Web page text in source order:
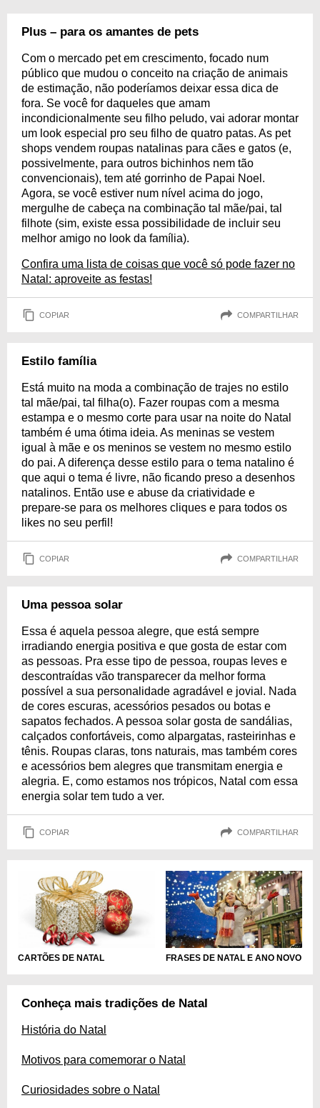
Plus – para os amantes de pets
Com o mercado pet em crescimento, focado num
público que mudou o conceito na criação de animais
de estimação, não poderíamos deixar essa dica de
fora. Se você for daqueles que amam
incondicionalmente seu filho peludo, vai adorar montar
um look especial pro seu filho de quatro patas. As pet
shops vendem roupas natalinas para cães e gatos (e,
possivelmente, para outros bichinhos nem tão
convencionais), tem até gorrinho de Papai Noel.
Agora, se você estiver num nível acima do jogo,
mergulhe de cabeça na combinação tal mãe/pai, tal
filhote (sim, existe essa possibilidade de incluir seu
melhor amigo no look da família).
Confira uma lista de coisas que você só pode fazer no
Natal: aproveite as festas!
COPIAR COMPARTILHAR
Estilo família
Está muito na moda a combinação de trajes no estilo
tal mãe/pai, tal filha(o). Fazer roupas com a mesma
estampa e o mesmo corte para usar na noite do Natal
também é uma ótima ideia. As meninas se vestem
igual à mãe e os meninos se vestem no mesmo estilo
do pai. A diferença desse estilo para o tema natalino é
que aqui o tema é livre, não ficando preso a desenhos
natalinos. Então use e abuse da criatividade e
prepare-se para os melhores cliques e para todos os
likes no seu perfil!
COPIAR COMPARTILHAR
Uma pessoa solar
Essa é aquela pessoa alegre, que está sempre
irradiando energia positiva e que gosta de estar com
as pessoas. Pra esse tipo de pessoa, roupas leves e
descontraídas vão transparecer da melhor forma
possível a sua personalidade agradável e jovial. Nada
de cores escuras, acessórios pesados ou botas e
sapatos fechados. A pessoa solar gosta de sandálias,
calçados confortáveis, como alpargatas, rasteirinhas e
tênis. Roupas claras, tons naturais, mas também cores
e acessórios bem alegres que transmitam energia e
alegria. E, como estamos nos trópicos, Natal com essa
energia solar tem tudo a ver.
COPIAR COMPARTILHAR
CARTÕES DE NATAL FRASES DE NATAL E ANO NOVO
Conheça mais tradições de Natal
História do Natal
Motivos para comemorar o Natal
Curiosidades sobre o Natal